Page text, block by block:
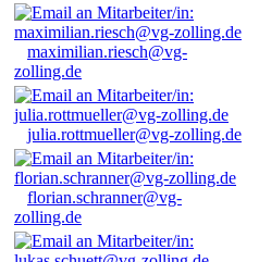
maximilian.riesch@vg-
zolling.de
julia.rottmueller@vg-zolling.de
florian.schranner@vg-
zolling.de